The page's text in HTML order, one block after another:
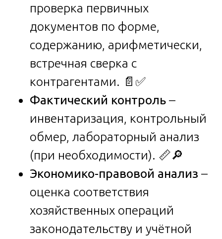
проверка первичных
документов по форме,
содержанию, арифметически,
встречная сверка с
контрагентами. 📄✅
Фактический контроль –
инвентаризация, контрольный
обмер, лабораторный анализ
(при необходимости). 📏🔎
Экономико-правовой анализ –
оценка соответствия
хозяйственных операций
законодательству и учётной